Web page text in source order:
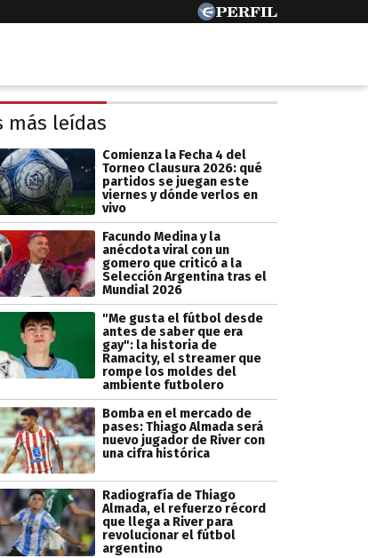
más leídas
Comienza la Fecha 4 del
Torneo Clausura 2026: qué
partidos se juegan este
viernes y dónde verlos en
vivo
Facundo Medina y la
anécdota viral con un
gomero que criticó a la
Selección Argentina tras el
Mundial 2026
"Me gusta el fútbol desde
antes de saber que era
gay": la historia de
Ramacity, el streamer que
rompe los moldes del
ambiente futbolero
Bomba en el mercado de
pases: Thiago Almada será
nuevo jugador de River con
una cifra histórica
Radiografía de Thiago
Almada, el refuerzo récord
que llega a River para
revolucionar el fútbol
argentino